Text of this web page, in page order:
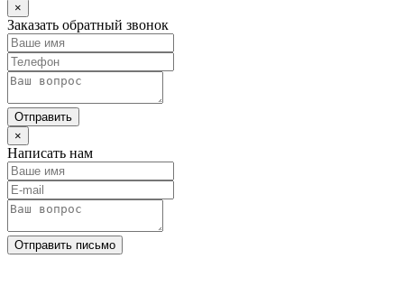
×
Заказать обратный звонок
Отправить
×
Написать нам
Отправить письмо